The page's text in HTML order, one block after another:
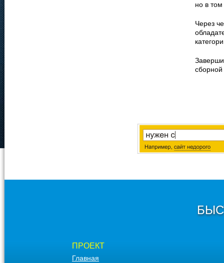
но в
Через
ПРОЕКТ
Главная